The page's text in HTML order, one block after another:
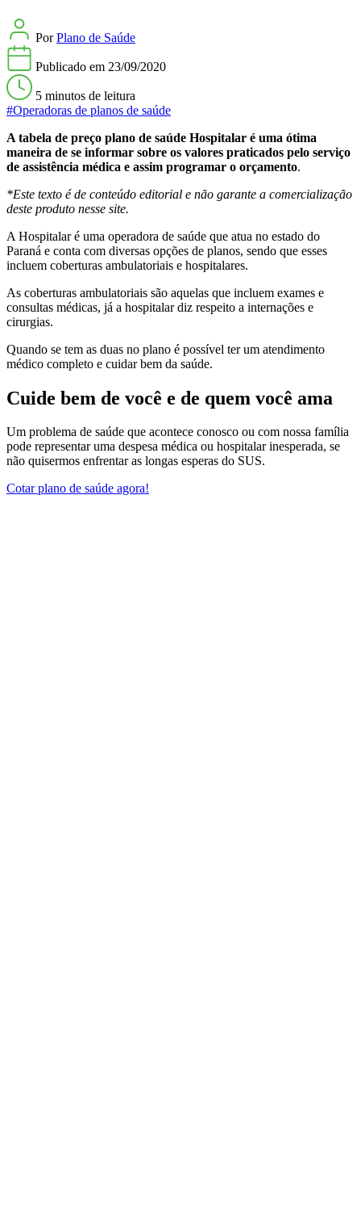
PorPlano de Saúde
Publicado em 23/09/2020
5 minutos de leitura
#Operadoras de planos de saúde
A tabela de preço plano de saúde Hospitalar é uma ótima
maneira de se informar sobre os valores praticados pelo serviço
de assistência médica e assim programar o orçamento.
*Este texto é de conteúdo editorial e não garante a comercialização
deste produto nesse site.
A Hospitalar é uma operadora de saúde que atua no estado do
Paraná e conta com diversas opções de planos, sendo que esses
incluem coberturas ambulatoriais e hospitalares.
As coberturas ambulatoriais são aquelas que incluem exames e
consultas médicas, já a hospitalar diz respeito a internações e
cirurgias.
Quando se tem as duas no plano é possível ter um atendimento
médico completo e cuidar bem da saúde.
Cuide bem de você e de quem você ama
Um problema de saúde que acontece conosco ou com nossa família
pode representar uma despesa médica ou hospitalar inesperada, se
não quisermos enfrentar as longas esperas do SUS.
Cotar plano de saúde agora!